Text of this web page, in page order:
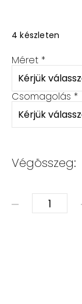
4 készleten
Méret *
Csomagolás *
Végösszeg: